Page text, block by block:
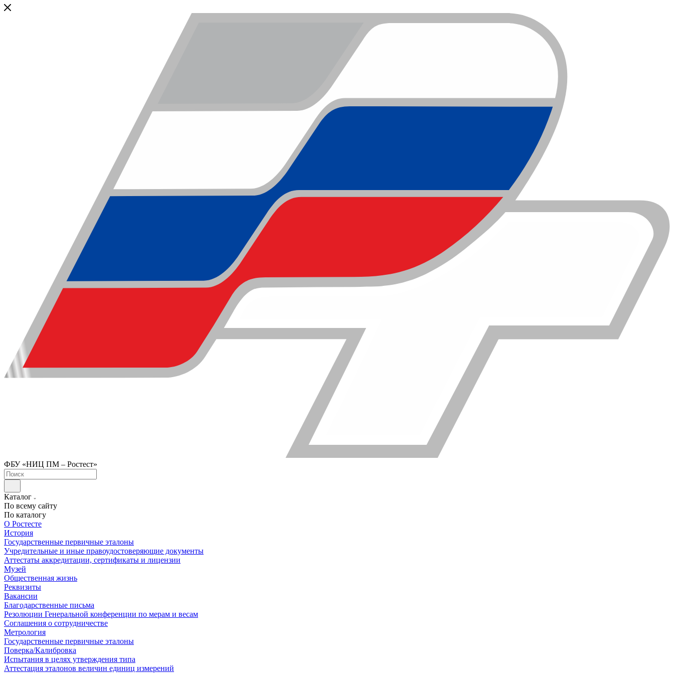
ФБУ «НИЦ ПМ – Ростест»
Каталог
По всему сайту
По каталогу
О Ростесте
История
Государственные первичные эталоны
Учредительные и иные правоудостоверяющие документы
Аттестаты аккредитации, сертификаты и лицензии
Музей
Общественная жизнь
Реквизиты
Вакансии
Благодарственные письма
Резолюции Генеральной конференции по мерам и весам
Соглашения о сотрудничестве
Метрология
Государственные первичные эталоны
Поверка/Калибровка
Испытания в целях утверждения типа
Аттестация эталонов величин единиц измерений